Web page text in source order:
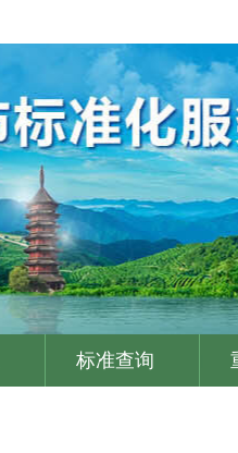
标准查询